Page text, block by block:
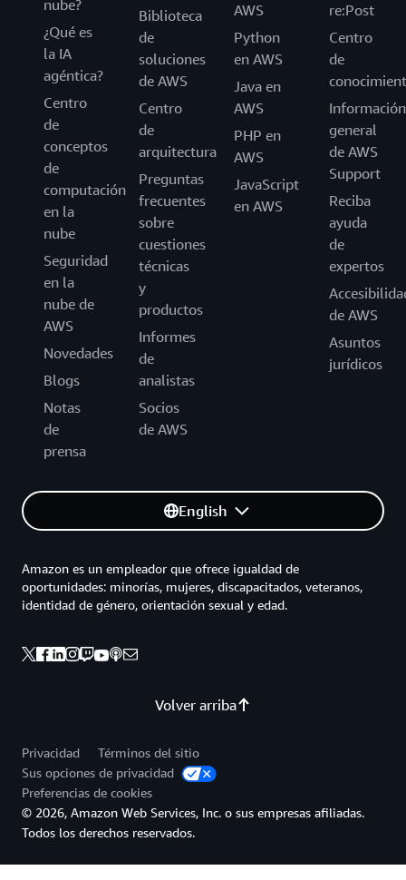
nube?
¿Qué es
la IA
agéntica?
Centro
de
conceptos
de
computación
en la
nube
Seguridad
en la
nube de
AWS
Novedades
Blogs
Notas
de
prensa
Biblioteca
de
soluciones
de AWS
Centro
de
arquitectura
Preguntas
frecuentes
sobre
cuestiones
técnicas
y
productos
Informes
de
analistas
Socios
de AWS
AWS
Python
en AWS
Java en
AWS
PHP en
AWS
JavaScript
en AWS
re:Post
Centro
de
Información
general
de AWS
Support
Reciba
ayuda
de
expertos
de AWS
Asuntos
jurídicos
English
Volver arriba
Amazon es un empleador que ofrece igualdad de
oportunidades: minorías, mujeres, discapacitados, veteranos,
identidad de género, orientación sexual y edad.
Privacidad
Términos del sitio
Sus opciones de privacidad
Preferencias de cookies
© 2026, Amazon Web Services, Inc. o sus empresas afiliadas.
Todos los derechos reservados.